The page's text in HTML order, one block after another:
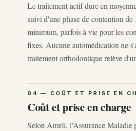
Le traitement actif dure en
suivi d'une phase de contention de
minimum, parfois à vie pour les
fixes. Aucune automédication ne
traitement orthodontique relève
Coût et prise en charge
Selon Ameli, l'Assurance Maladie